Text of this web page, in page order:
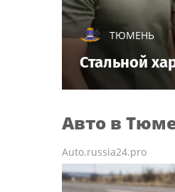
ТЮМЕНЬ
Стальной
Авто в
Auto.russia24.pro